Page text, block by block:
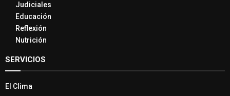
Judiciales
Educación
Reflexión
Nutrición
SERVICIOS
El Clima